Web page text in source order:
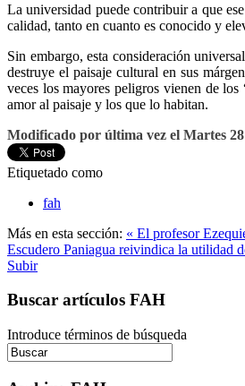
La universidad puede contribuir a que
calidad, tanto en cuanto es conocido y
Sin embargo, esta consideración
destruye el paisaje cultural en sus
veces los mayores peligros vienen de
amor al paisaje y los que lo habitan.
Modificado por última vez el Martes
Etiquetado como
fah
Más en esta sección: « El profesor
Escudero Paniagua reivindica la utilidad
Subir
Buscar artículos FAH
Introduce términos de búsqueda